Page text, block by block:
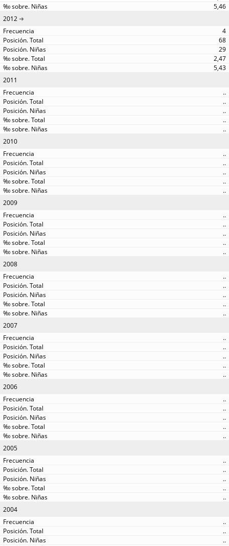
5,46
2012
4
68
29
2,47
5,43
2011
..
..
..
..
..
2010
..
..
..
..
..
2009
..
..
..
..
..
2008
..
..
..
..
..
2007
..
..
..
..
..
2006
..
..
..
..
..
2005
..
..
..
..
..
2004
..
..
..